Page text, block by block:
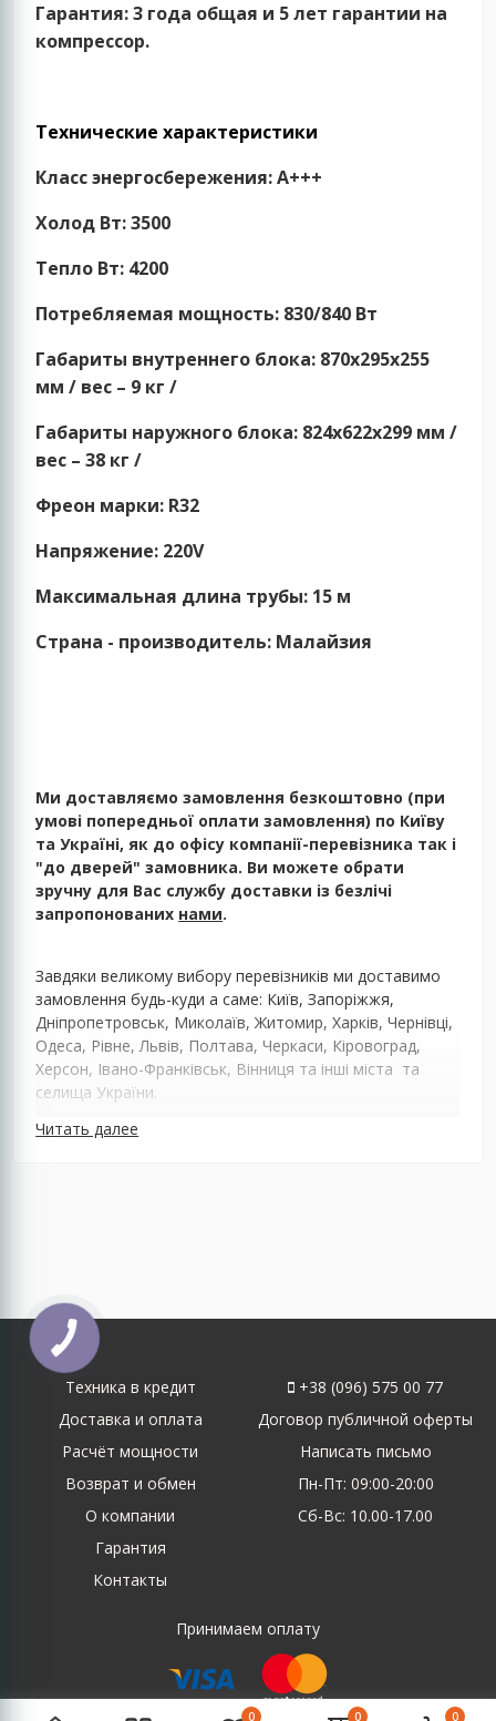
0 0 0
Гарантия:3 года общая и 5 лет гарантии на
компрессор.
Технические характеристики
Класс энергосбережения:A+++
Холод Вт:3500
Тепло Вт: 4200
Потребляемая мощность: 830/840 Вт
Габариты внутреннего блока: 870x295x255
мм / вес – 9 кг /
Габариты наружного блока: 824x622x299 мм /
вес – 38 кг /
Фреон марки: R32
Напряжение: 220V
Максимальная длина трубы: 15 м
Страна - производитель: Малайзия
Ми доставляємо замовлення безкоштовно (при
умові попередньої оплати замовлення) по Київу
та Україні, як до офісу компанії-перевізника так і
"до дверей" замовника. Ви можете обрати
зручну для Вас службу доставки із безлічі
запропонованих нами.
Завдяки великому вибору перевізників ми доставимо
замовлення будь-куди а саме: Київ, Запоріжжя,
Дніпропетровськ, Миколаїв, Житомир, Харків, Чернівці,
Одеса, Рівне, Львів, Полтава, Черкаси, Кіровоград,
Херсон, Івано-Франківськ, Вінниця та інші міста та
селища України.
Читать далее
Техника в кредит
Доставка и оплата
Расчёт мощности
Возврат и обмен
О компании
Гарантия
Контакты
+38 (096) 575 00 77
Договор публичной оферты
Написать письмо
Пн-Пт: 09:00-20:00
Сб-Вс: 10.00-17.00
Принимаем оплату